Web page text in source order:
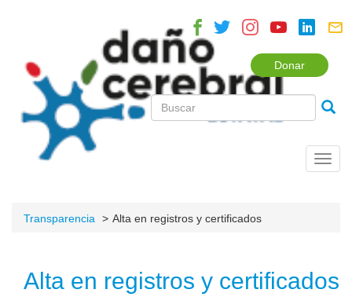
Donar
Transparencia Alta en registros y certificados
Alta en registros y certificados